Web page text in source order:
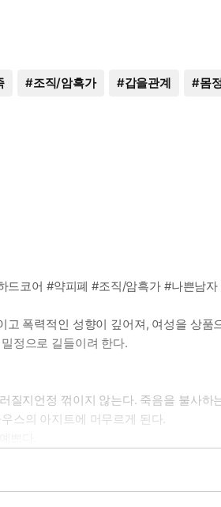
#조직/암흑가 #갑을관계 #몸
드코어 #약피폐 #조직/암흑가 #나쁜남
폭력적인 성향이 깊어져, 여성을 상품
정으로 길들이려 한다.
질지언정 꺾이지 않는다. 죽음을 불사하
스의 아지트에 머무르게 된다.